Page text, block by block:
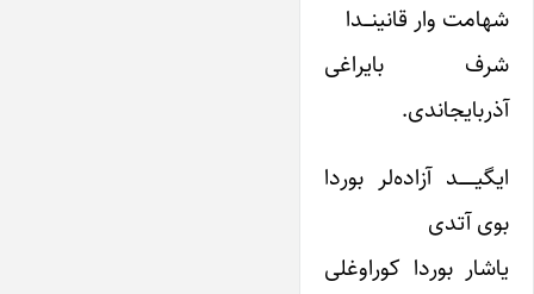
شهامت وار قانینـــدا
شرف بایراغی
آذربایجاندی.
ایگیـــــــد آزاده‌لر بوردا
بوی آتدی
یاشار بوردا کوراوغلی